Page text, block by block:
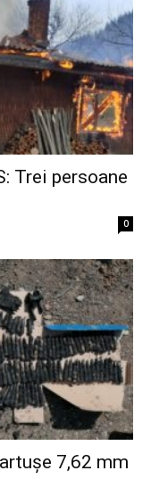
Trei persoane
0
7,62 mm